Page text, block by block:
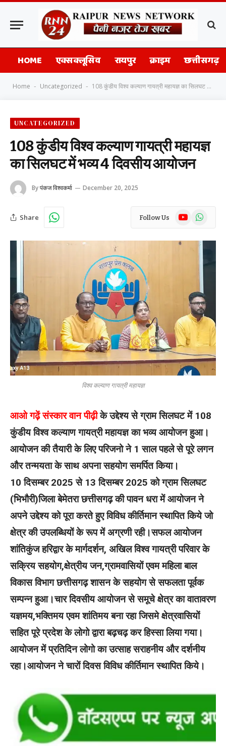
HOME एक्सक्लूसिव रायपुर क्राइम छत्तीसगढ़
Home - Uncategorized - 108 कुंडीय विश्व कल्याण गायत्री महायज्ञ का सिलघट में भव्य 4 दिवसीय आयोजन
UNCATEGORIZED
108 कुंडीय विश्व कल्याण गायत्री महायज्ञ
का सिलघट में भव्य 4 दिवसीय आयोजन
Byपंकज विश्वकर्मा December 20, 2025
Share Follow Us YouTubeWhatsApp
विश्व कल्याण गायत्री महायज्ञ
आओ गढ़ें संस्कार वान पीढ़ीके उद्देश्य से ग्राम सिलघट में 108
कुंडीय विश्व कल्याण गायत्री महायज्ञ का भव्य आयोजन हुआ।
आयोजन की तैयारी के लिए परिजनो ने 1 साल पहले से पूरे लगन
और तन्मयता के साथ अपना सहयोग समर्पित किया।
10 दिसम्बर 2025 से 13 दिसम्बर 2025 को ग्राम सिलघट
(भिभौरी)जिला बेमेतरा छत्तीसगढ़ की पावन धरा में आयोजन ने
अपने उद्देश्य को पूरा करते हुए विविध कीर्तिमान स्थापित किये जो
क्षेत्र की उपलब्धियों के रूप में अग्रणी रही।सफल आयोजन
शांतिकुंज हरिद्वार के मार्गदर्शन, अखिल विश्व गायत्री परिवार के
सक्रिय सहयोग,क्षेत्रीय जन,ग्रामवासियों एवम महिला बाल
विकास विभाग छत्तीसगढ़ शासन के सहयोग से सफलता पूर्वक
सम्पन्न हुआ।चार दिवसीय आयोजन से समूचे क्षेत्र का वातावरण
यज्ञमय,भक्तिमय एवम शांतिमय बना रहा जिसमे क्षेत्रवासियों
सहित पूरे प्रदेश के लोगो द्वारा बढ़चढ़ कर हिस्सा लिया गया।
आयोजन में प्रतिदिन लोगो का उत्साह सराहनीय और दर्शनीय
रहा।आयोजन ने चारों दिवस विविध कीर्तिमान स्थापित किये।